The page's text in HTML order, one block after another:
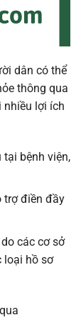
dân có thể
thông qua
nhiều lợi ích
bệnh viện,
trợ điền đầy
các cơ sở
loại hồ sơ